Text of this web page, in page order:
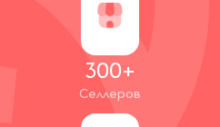
300+
Селлеров